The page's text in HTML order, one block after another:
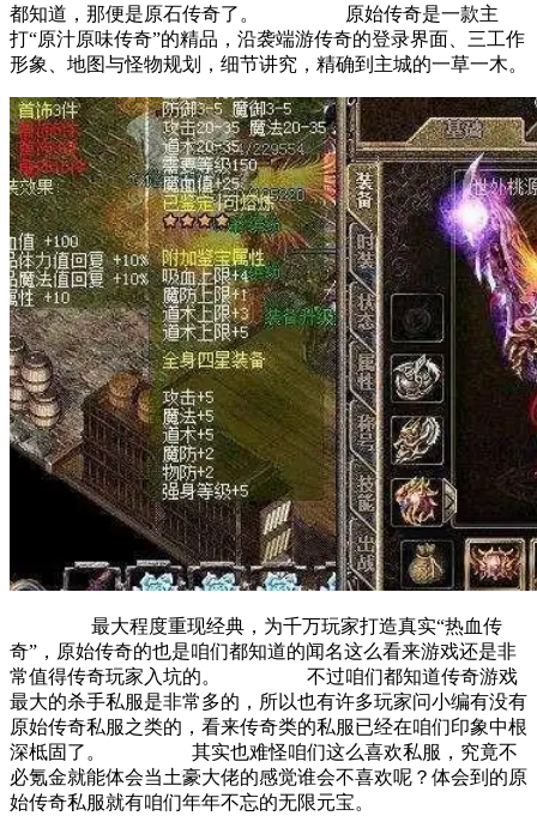
都知道，那便是原石传奇了。 原始传奇是一款主
打“原汁原味传奇”的精品，沿袭端游传奇的登录界面、三工作
形象、地图与怪物规划，细节讲究，精确到主城的一草一木。
最大程度重现经典，为千万玩家打造真实“热血传
奇”，原始传奇的也是咱们都知道的闻名这么看来游戏还是非
常值得传奇玩家入坑的。 不过咱们都知道传奇游戏
最大的杀手私服是非常多的，所以也有许多玩家问小编有没有
原始传奇私服之类的，看来传奇类的私服已经在咱们印象中根
深柢固了。 其实也难怪咱们这么喜欢私服，究竟不
必氪金就能体会当土豪大佬的感觉谁会不喜欢呢？体会到的原
始传奇私服就有咱们年年不忘的无限元宝。